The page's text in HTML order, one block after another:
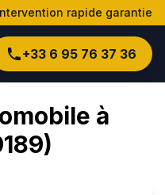
rapide garantie
+33 6 95 76 37 36
à
)